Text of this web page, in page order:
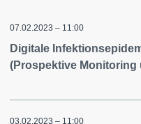
07.02.2023 – 11:00
Digitale
(Prospektive Monitoring
03.02.2023 – 11:00